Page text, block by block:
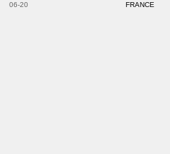
06-20 FRANCE